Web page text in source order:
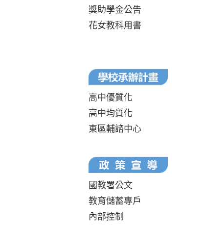
獎助學金公告
花女教科用書
高中優質化
高中均質化
東區輔諮中心
國教署公文
教育儲蓄專戶
內部控制